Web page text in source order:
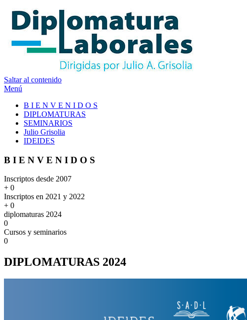
Saltar al contenido
Menú
B I E N V E N I D O S
DIPLOMATURAS
SEMINARIOS
Julio Grisolia
IDEIDES
B I E N V E N I D O S
Inscriptos desde 2007​
+ 0
Inscriptos en 2021 y 2022
+ 0
diplomaturas 2024
0
Cursos y seminarios
0
DIPLOMATURAS 2024